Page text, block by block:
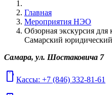
Главная
Мероприятия НЭО
Обзорная экскурсия
Самарский
Самара, ул. Шостаковича 7
mobile Кассы: +7 (846) 332-81-61